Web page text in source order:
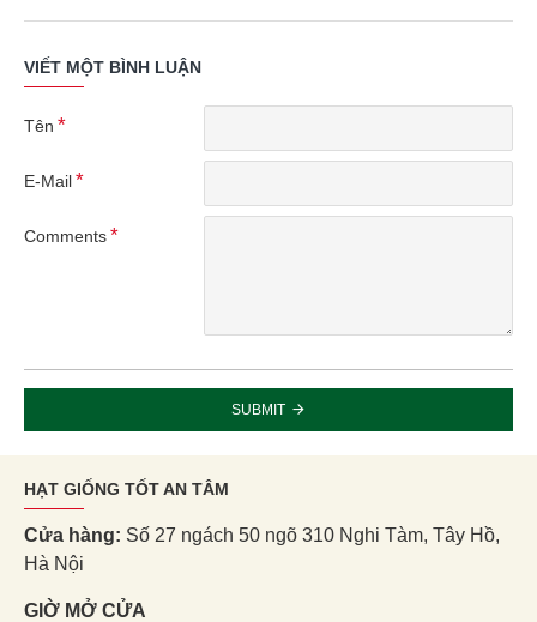
VIẾT MỘT BÌNH LUẬN
Tên
E-Mail
Comments
SUBMIT
HẠT GIỐNG TỐT AN TÂM
Cửa hàng: Số 27 ngách 50 ngõ 310 Nghi Tàm, Tây Hồ,
Hà Nội
GIỜ MỞ CỬA